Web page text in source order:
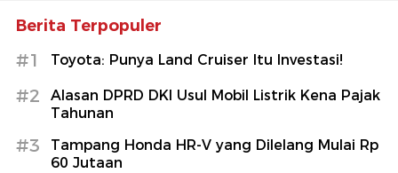
Berita Terpopuler
#1 Toyota: Punya Land Cruiser Itu Investasi!
#2
Alasan DPRD DKI Usul Mobil Listrik Kena Pajak
Tahunan
#3
Tampang Honda HR-V yang Dilelang Mulai Rp
60 Jutaan